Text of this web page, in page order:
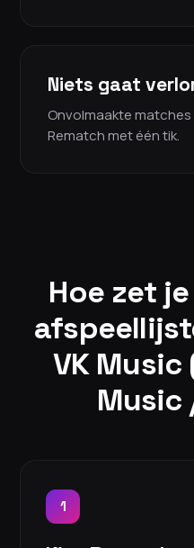
Niets gaat
Onvolmaakte
Rematch met één tik.
Hoe zet
VK
Music
1